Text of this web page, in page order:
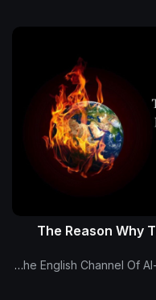
The Reason Why
The English Channel Of Al-Mahdi Nasser Mohammad Al-Yamani